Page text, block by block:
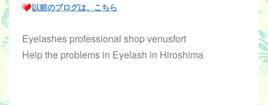
以前のブログは、こちら
Eyelashes professional shop venusfort
Help the problems in Eyelash in Hiroshima